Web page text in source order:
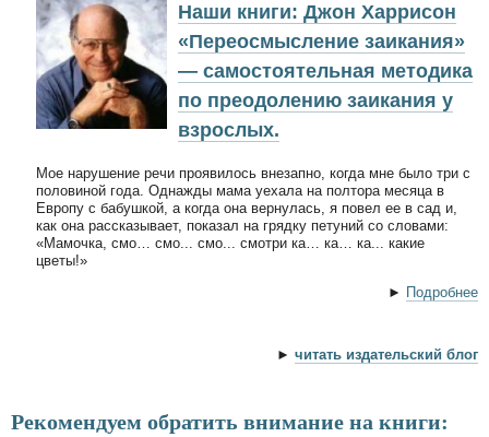
Наши книги: Джон Харрисон
«Переосмысление заикания»
— самостоятельная методика
по преодолению заикания у
взрослых.
Мое нарушение речи проявилось внезапно, когда мне было три с
половиной года. Однажды мама уехала на полтора месяца в
Европу с бабушкой, а когда она вернулась, я повел ее в сад и,
как она рассказывает, показал на грядку петуний со словами:
«Мамочка, смо… смо... смо... смотри ка… ка… ка... какие
цветы!»
► Подробнее
► читать издательский блог
Рекомендуем обратить внимание на книги: